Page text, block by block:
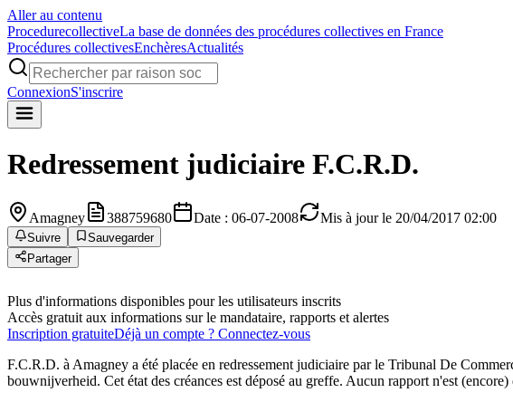
Aller au contenu
ProcedurecollectiveLa base de données des procédures collectives en France
Procédures collectivesEnchèresActualités
ConnexionS'inscrire
Redressement judiciaire F.C.R.D.
Amagney 388759680 Date : 06-07-2008 Mis à jour le 20/04/2017 02:00
Suivre
Sauvegarder
Partager
Plus d'informations disponibles pour les utilisateurs inscrits
Accès gratuit aux informations sur le mandataire, rapports et alertes
Inscription gratuiteDéjà un compte ? Connectez-vous
F.C.R.D. à Amagney a été placée en redressement judiciaire par le Tribunal De
bouwnijverheid. Cet état des créances est déposé au greffe. Aucun rapport n'est